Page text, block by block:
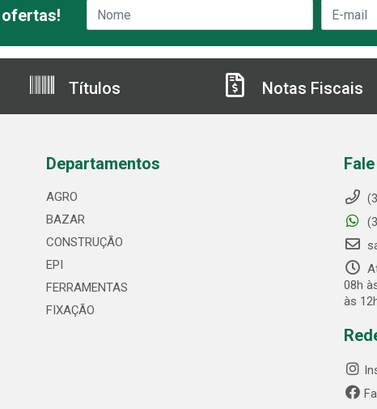
Títulos Notas Fiscais
Departamentos
AGRO
BAZAR
CONSTRUÇÃO
EPI
FERRAMENTAS
FIXAÇÃO
08h
às